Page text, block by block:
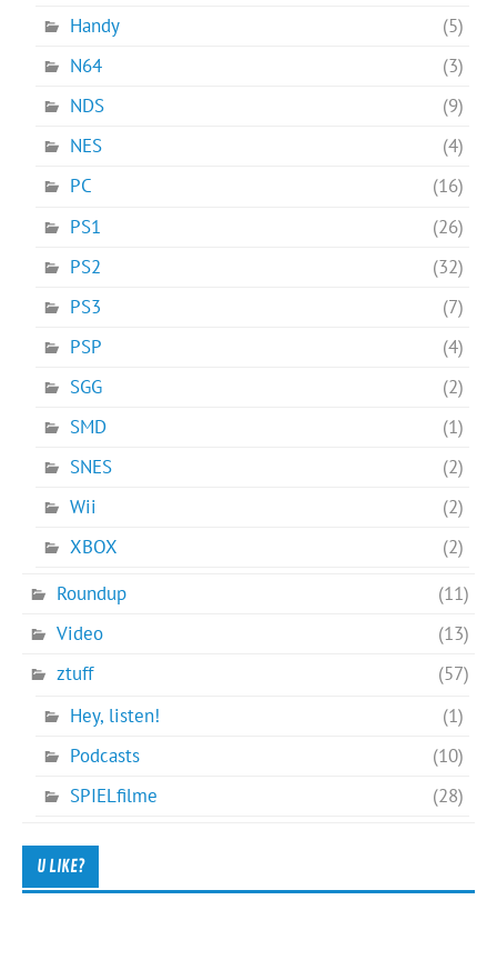
Handy
(5)
N64
(3)
NDS
(9)
NES
(4)
PC
(16)
PS1
(26)
PS2
(32)
PS3
(7)
PSP
(4)
SGG
(2)
SMD
(1)
SNES
(2)
Wii
(2)
XBOX
(2)
Roundup
(11)
Video
(13)
ztuff
(57)
Hey, listen!
(1)
Podcasts
(10)
SPIELfilme
(28)
U LIKE?